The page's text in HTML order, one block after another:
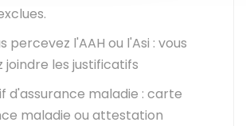
percevez l'AAH ou l'Asi : vous
joindre les justificatifs
d'assurance maladie : carte
maladie ou attestation